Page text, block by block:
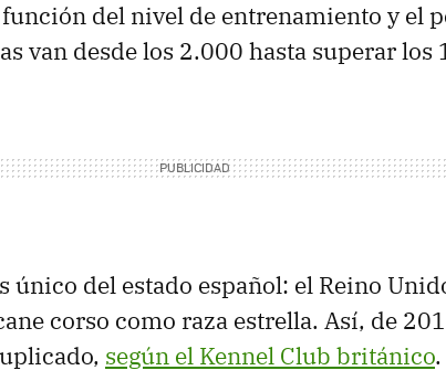
función del nivel de entrenamiento y el
van desde los 2.000 hasta superar los
único del estado español: el Reino
corso como raza estrella. Así, de
según el Kennel Club británico